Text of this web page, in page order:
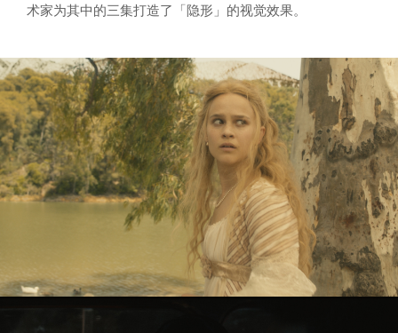
术家为其中的三集打造了「隐形」的视觉效果。